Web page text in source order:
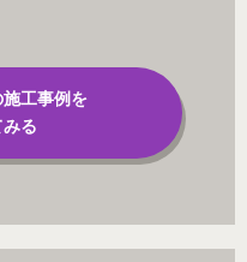
工事例を
みる